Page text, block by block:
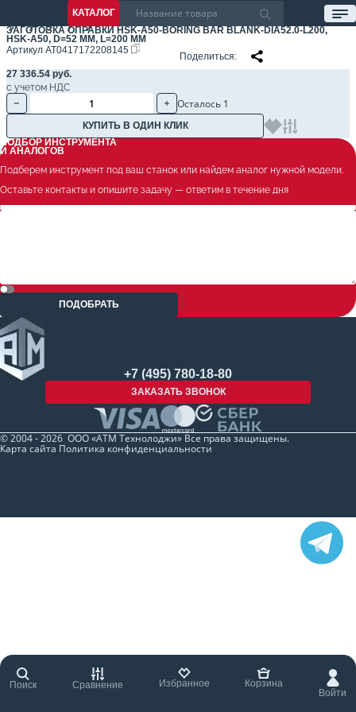
КАТАЛОГ
Поиск Сравнение Избранное
Корзина
Войти
ЗАГОТОВКА ОПРАВКИ HSK-A50-BORING BAR BLANK-DIA52.0-L200,
HSK-A50, D=52 ММ, L=200 ММ
Артикул AT0417172208145
Поделиться
27 336.54 руб.
с учетом НДС
Осталось 1
КУПИТЬ В ОДИН КЛИК
ПОДБОР ИНСТРУМЕНТА
И АНАЛОГОВ
Подберем инструмент под ваш станок или найдем аналог нужной модели.
Оставьте контакты и опишите задачу — ответим в течение дня
ПОДОБРАТЬ
+7 (495) 780-18-80
ЗАКАЗАТЬ ЗВОНОК
© 2004 - 2026 ООО «АТМ Технолоджи» Все права защищены.
Карта сайта Политика конфиденциальности